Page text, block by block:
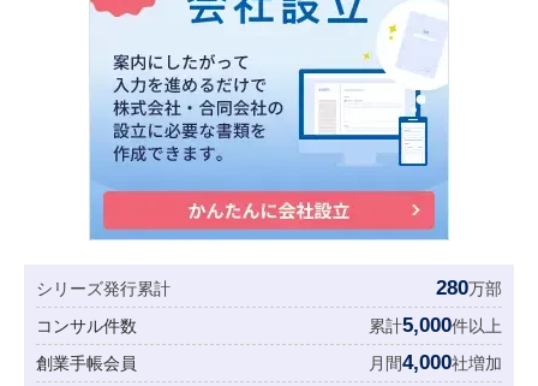
シリーズ発行累計 280万部
コンサル件数
累計5,000件以上
創業手帳会員
月間4,000社増加